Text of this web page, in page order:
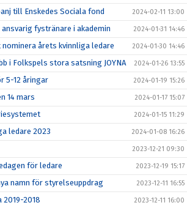
till Enskedes Sociala fond 2024-02-11 13:00
fystränare i akademin 2024-01-31 14:46
årets kvinnliga ledare 2024-01-30 14:46
i Folkspels stora satsning JOYNA 2024-01-26 13:55
5-12 åringar 2024-01-19 15:26
14 mars 2024-01-17 15:07
2024-01-15 11:29
ledare 2023 2024-01-08 16:26
2023-12-21 09:30
för ledare 2023-12-19 15:17
namn för styrelseuppdrag 2023-12-11 16:55
2019-2018 2023-12-11 16:00